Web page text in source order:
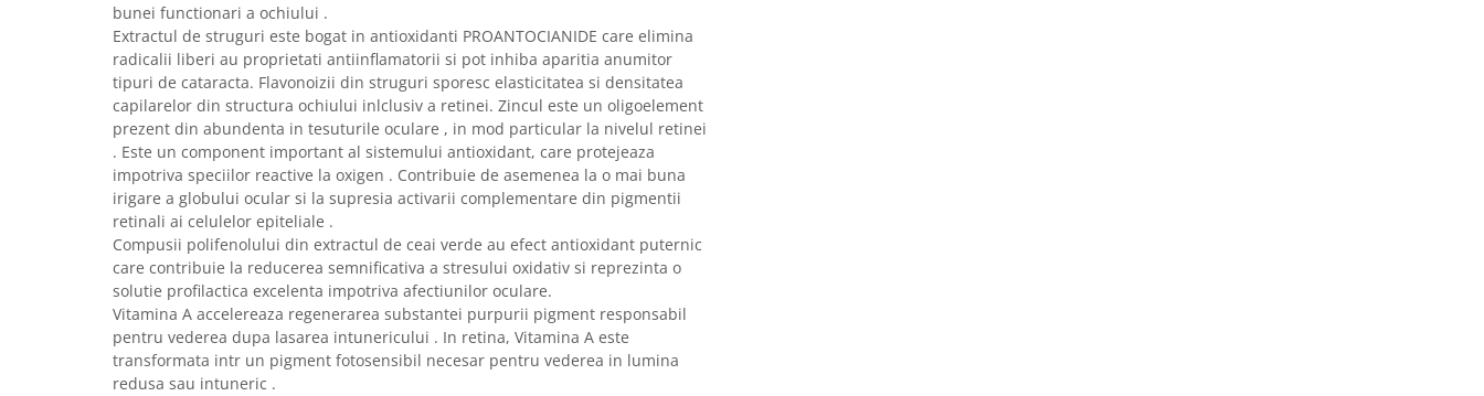
bunei functionari a ochiului .
Extractul de struguri este bogat in antioxidanti PROANTOCIANIDE care elimina
radicalii liberi au proprietati antiinflamatorii si pot inhiba aparitia anumitor
tipuri de cataracta. Flavonoizii din struguri sporesc elasticitatea si densitatea
capilarelor din structura ochiului inlclusiv a retinei. Zincul este un oligoelement
prezent din abundenta in tesuturile oculare , in mod particular la nivelul retinei
. Este un component important al sistemului antioxidant, care protejeaza
impotriva speciilor reactive la oxigen . Contribuie de asemenea la o mai buna
irigare a globului ocular si la supresia activarii complementare din pigmentii
retinali ai celulelor epiteliale .
Compusii polifenolului din extractul de ceai verde au efect antioxidant puternic
care contribuie la reducerea semnificativa a stresului oxidativ si reprezinta o
solutie profilactica excelenta impotriva afectiunilor oculare.
Vitamina A accelereaza regenerarea substantei purpurii pigment responsabil
pentru vederea dupa lasarea intunericului . In retina, Vitamina A este
transformata intr un pigment fotosensibil necesar pentru vederea in lumina
redusa sau intuneric .